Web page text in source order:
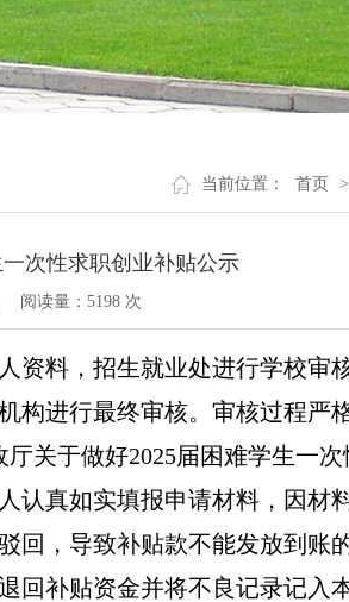
当前位置： 首页 >
次性求职创业补贴公示
阅读量： 5198 次
资料，招生就业处进行学校审
构进行最终审核。 审核过程严
厅关于做好2025届困难学生一次
认真如实填报申请材料，因材
回， 导致补贴款不能发放到账
回补贴资金并将不良记录记入